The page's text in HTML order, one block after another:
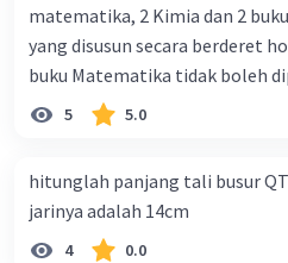
matematika, 2 Kimia dan 2
yang disusun secara berderet
buku Matematika tidak boleh
5 5.0
hitunglah panjang tali busur
jarinya adalah 14cm
4 0.0